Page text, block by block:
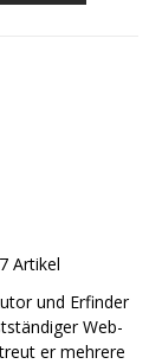
Artikel
und Erfinder
Web-
er mehrere